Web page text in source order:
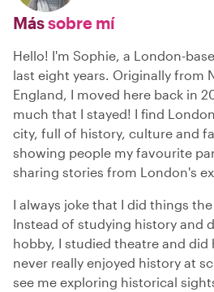
Mássobre mí
Hello! I'm Sophie, a London-
last eight years. Originally from
England, I moved here back in
much that I stayed! I find
city, full of history, culture and
showing people my favourite
sharing stories from London's
I always joke that I did things
Instead of studying history and
hobby, I studied theatre and did
never really enjoyed history at
see me exploring historical